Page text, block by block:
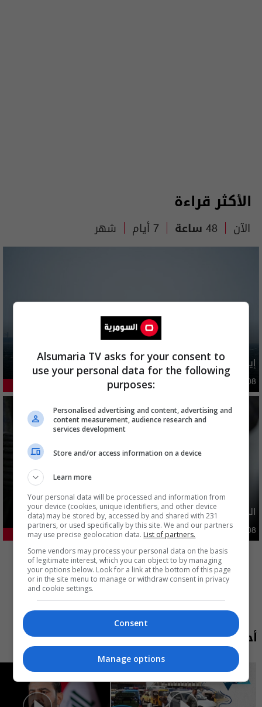
الأكثر قراءة
الآن 48 ساعة 7 أيام شهر
إيران تطرح 6 شروط مقابل فتح هرمز بينها تتعلق بالعراق
43.77% 09:47 | 2026-08-08
الدولار ينخفض اليوم.. الأسعار مقاربة لـ 150 الفا
اقتصاد 23.2% 04:08 | 2026-08-08
المزيد
أحدث الحلقات
Alsumaria TV asks for your consent to
use your personal data for the following
purposes:
Personalised advertising and content, advertising and
content measurement, audience research and
services development
Store and/or access information on a device
Learn more
Your personal data will be processed and information from
your device (cookies, unique identifiers, and other device
data) may be stored by, accessed by and shared with 231
partners, or used specifically by this site. We and our partners
may use precise geolocation data. List of partners.
Some vendors may process your personal data on the basis
of legitimate interest, which you can object to by managing
your options below. Look for a link at the bottom of this page
or in the site menu to manage or withdraw consent in privacy
and cookie settings.
Consent
Manage options